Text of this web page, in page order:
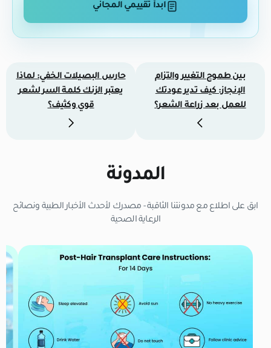
ابدأ تقييمي المجاني
بين طموح التغيير والتزام
الإنجاز: كيف تدير عودتك
للعمل بعد زراعة الشعر؟
حارس البصيلات الخفي: لماذا
يعتبر الزنك كلمة السر لشعر
قوي وكثيف؟
المدونة
ابق على اطلاع مع مدونتنا الثاقبة - مصدرك لأحدث الأخبار الطبية ونصائح
الرعاية الصحية